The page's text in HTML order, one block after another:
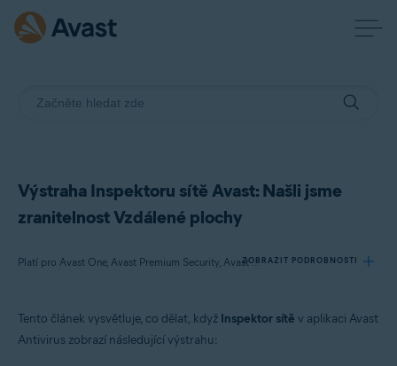
Výstraha Inspektoru sítě Avast: Našli jsme
zranitelnost Vzdálené plochy
Platí pro Avast One, Avast Premium Security, Avast Free Antivirus
ZOBRAZIT PODROBNOSTI
Tento článek vysvětluje, co dělat, když Inspektor sítě v aplikaci Avast
Antivirus zobrazí následující výstrahu: